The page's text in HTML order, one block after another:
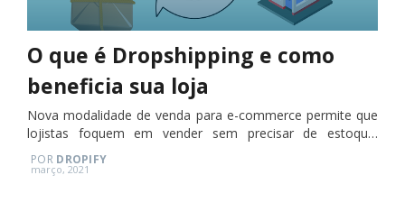
O que é Dropshipping e como
beneficia sua loja
Nova modalidade de venda para e-commerce permite que
lojistas foquem em vender sem precisar de estoque.
Entenda o que é Dropshipping!
POR DROPIFY
Posted
março, 2021